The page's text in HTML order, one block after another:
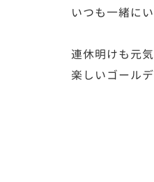
いつも一緒に
連休明けも元
楽しいゴール